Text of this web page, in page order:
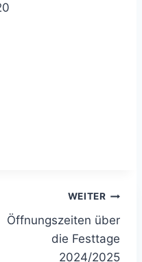
WEITER
Öffnungszeiten über
die Festtage
2024/2025